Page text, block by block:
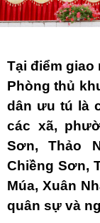
Tại điểm giao
Phòng thủ
dân ưu tú là
các xã,
Sơn, Thảo
Chiềng Sơn,
Múa, Xuân
quân sự và